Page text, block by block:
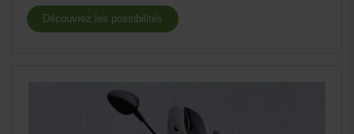
Découvrez les possibilités